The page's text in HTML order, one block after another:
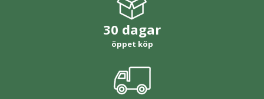
30 dagar
öppet köp